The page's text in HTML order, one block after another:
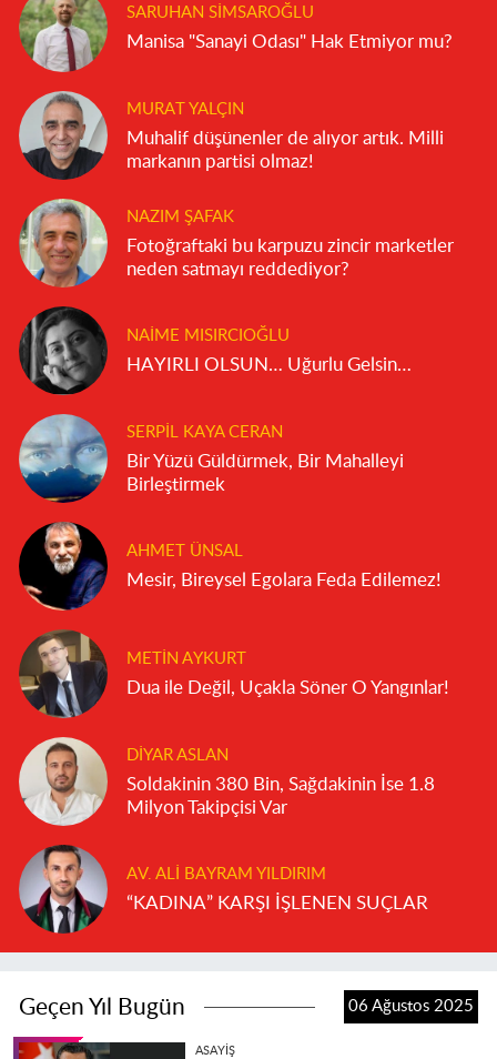
SARUHAN SIMSAROĞLU
Manisa "Sanayi Odası" Hak Etmiyor mu?
MURAT YALÇIN
Muhalif düşünenler de alıyor artık. Milli
markanın partisi olmaz!
NAZIM ŞAFAK
Fotoğraftaki bu karpuzu zincir marketler
neden satmayı reddediyor?
NAIME MISIRCIOĞLU
HAYIRLI OLSUN… Uğurlu Gelsin…
SERPIL KAYA CERAN
Bir Yüzü Güldürmek, Bir Mahalleyi
Birleştirmek
AHMET ÜNSAL
Mesir, Bireysel Egolara Feda Edilemez!
METIN AYKURT
Dua ile Değil, Uçakla Söner O Yangınlar!
DIYAR ASLAN
Soldakinin 380 Bin, Sağdakinin İse 1.8
Milyon Takipçisi Var
AV. ALI BAYRAM YILDIRIM
“KADINA” KARŞI İŞLENEN SUÇLAR
Geçen Yıl Bugün 06 Ağustos 2025
ASAYIŞ